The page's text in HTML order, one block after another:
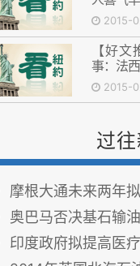
2015-
【好
事：法
2015-
过往
摩根大通未来两年
奥巴马否决基石输
印度政府拟提高医